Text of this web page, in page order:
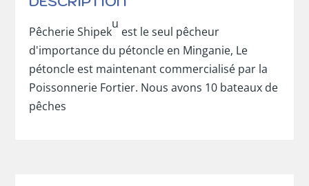
Pêcherie Shipek
u
est le seul pêcheur
d'importance du pétoncle en Minganie, Le
pétoncle est maintenant commercialisé par la
Poissonnerie Fortier. Nous avons 10 bateaux de
pêches